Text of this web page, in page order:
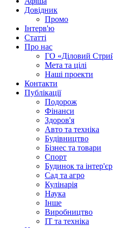
Довідник
Промо
Інтерв'ю
Статті
Про нас
ГО «Діловий
Мета та цілі
Наші проекти
Контакти
Публікації
Подорож
Фінанси
Здоров'я
Авто та техніка
Будівництво
Бізнес та товари
Спорт
Будинок та інтер'єр
Сад та агро
Кулінарія
Наука
Інше
Виробництво
IT та техніка